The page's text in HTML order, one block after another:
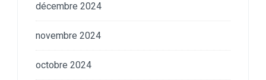
décembre 2024
novembre 2024
octobre 2024